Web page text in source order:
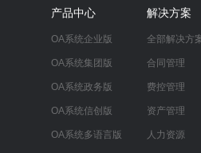
产品中心
OA系统企业版
OA系统集团版
OA系统政务版
OA系统信创版
OA系统多语言版
解决方案
全部解决方
合同管理
费控管理
资产管理
人力资源